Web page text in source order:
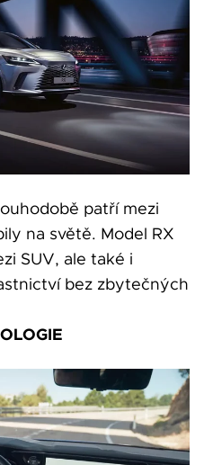
patří mezi
na světě. Model RX
SUV, ale také i
bez zbytečných